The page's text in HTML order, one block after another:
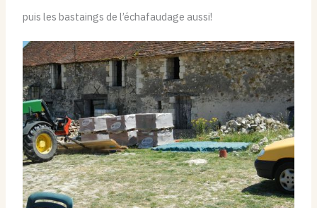
puis les bastaings de l’échafaudage aussi!